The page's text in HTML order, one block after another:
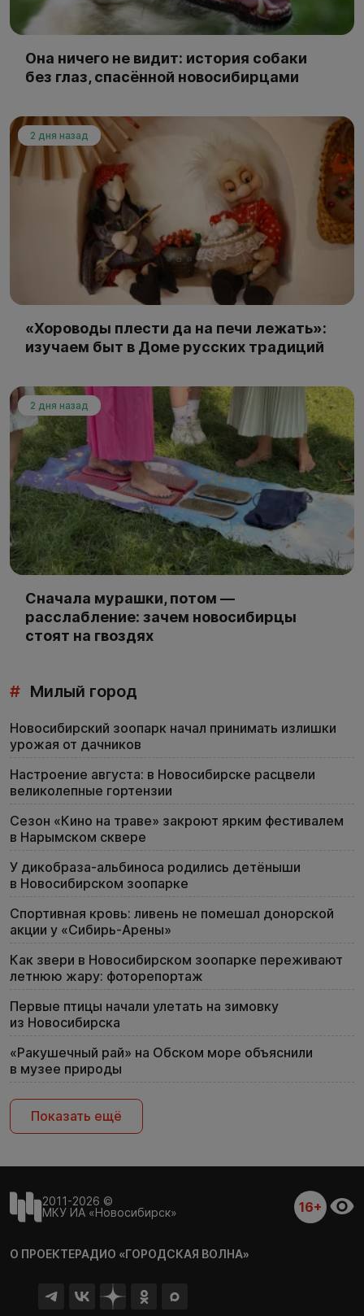
Она ничего не видит: история собаки
без глаз, спасённой новосибирцами
2 дня назад
«Хороводы плести да на печи лежать»:
изучаем быт в Доме русских традиций
2 дня назад
Сначала мурашки, потом —
расслабление: зачем новосибирцы
стоят на гвоздях
# Милый город
Новосибирский зоопарк начал принимать излишки
урожая от дачников
Настроение августа: в Новосибирске расцвели
великолепные гортензии
Сезон «Кино на траве» закроют ярким фестивалем
в Нарымском сквере
У дикобраза-альбиноса родились детёныши
в Новосибирском зоопарке
Спортивная кровь: ливень не помешал донорской
акции у «Сибирь-Арены»
Как звери в Новосибирском зоопарке переживают
летнюю жару: фоторепортаж
Первые птицы начали улетать на зимовку
из Новосибирска
«Ракушечный рай» на Обском море объяснили
в музее природы
Показать ещё
2011-2026 ©
МКУ ИА «Новосибирск»
16+
О ПРОЕКТЕРАДИО «ГОРОДСКАЯ ВОЛНА»